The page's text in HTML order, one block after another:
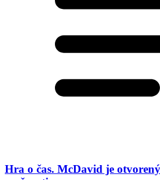
Hra o čas. McDavid je